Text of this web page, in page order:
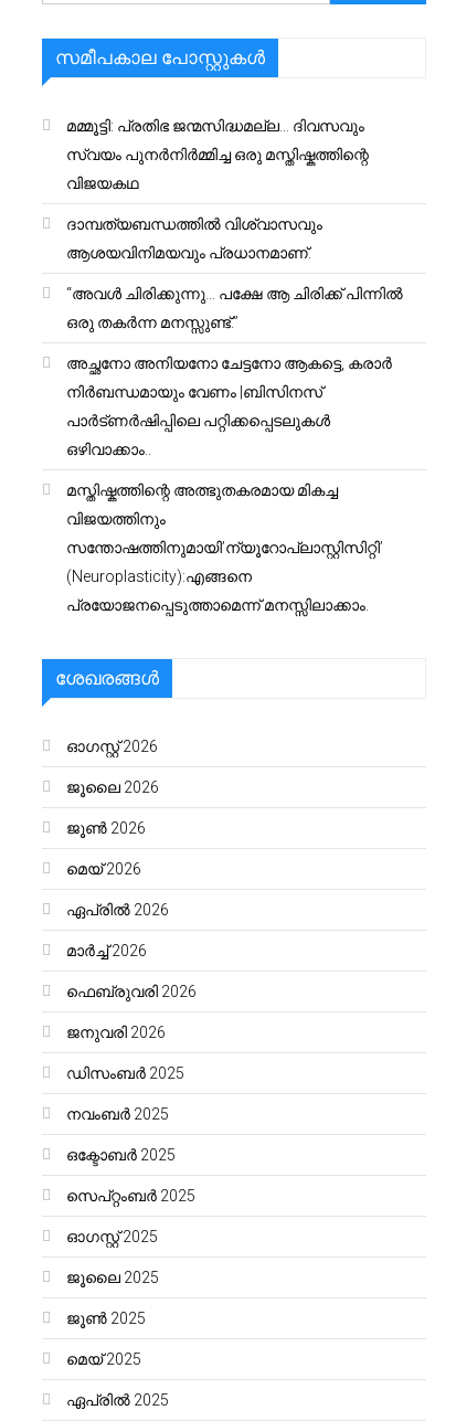
സമീപകാല പോസ്റ്റുകൾ
മമ്മൂട്ടി: പ്രതിഭ ജന്മസിദ്ധമല്ല… ദിവസവും
സ്വയം പുനർനിർമ്മിച്ച ഒരു മസ്തിഷ്കത്തിന്റെ
വിജയകഥ
ദാമ്പത്യബന്ധത്തിൽ വിശ്വാസവും
ആശയവിനിമയവും പ്രധാനമാണ്.
“അവൾ ചിരിക്കുന്നു… പക്ഷേ ആ ചിരിക്ക് പിന്നിൽ
ഒരു തകർന്ന മനസ്സുണ്ട്.”
അച്ഛനോ അനിയനോ ചേട്ടനോ ആകട്ടെ, കരാർ
നിർബന്ധമായും വേണം |ബിസിനസ്
പാർട്ണർഷിപ്പിലെ പറ്റിക്കപ്പെടലുകൾ
ഒഴിവാക്കാം..
മസ്തിഷ്കത്തിന്റെ അത്ഭുതകരമായ മികച്ച
വിജയത്തിനും
സന്തോഷത്തിനുമായി’ന്യൂറോപ്ലാസ്റ്റിസിറ്റി’
(Neuroplasticity):എങ്ങനെ
പ്രയോജനപ്പെടുത്താമെന്ന് മനസ്സിലാക്കാം.
ശേഖരങ്ങൾ
ഓഗസ്റ്റ്‌ 2026
ജൂലൈ 2026
ജൂൺ 2026
മെയ്‌ 2026
ഏപ്രിൽ 2026
മാർച്ച്‌ 2026
ഫെബ്രുവരി 2026
ജനുവരി 2026
ഡിസംബർ 2025
നവംബർ 2025
ഒക്ടോബർ 2025
സെപ്റ്റംബർ 2025
ഓഗസ്റ്റ്‌ 2025
ജൂലൈ 2025
ജൂൺ 2025
മെയ്‌ 2025
ഏപ്രിൽ 2025